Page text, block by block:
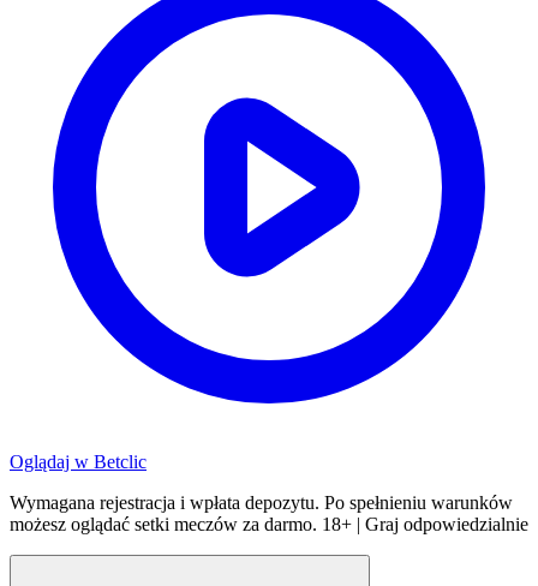
Oglądaj w Betclic
Wymagana rejestracja i wpłata depozytu. Po spełnieniu warunków
możesz oglądać setki meczów za darmo. 18+ | Graj odpowiedzialnie